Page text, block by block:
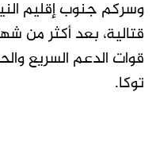
قتالية، بعد أكثر من
قوات الدعم السريع
توكا.